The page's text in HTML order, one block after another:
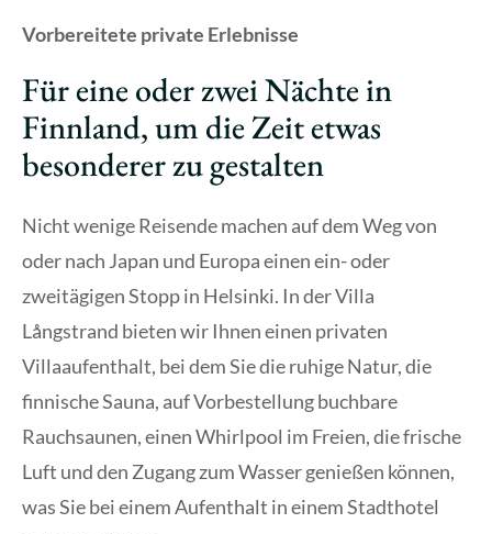
Vorbereitete private Erlebnisse
Für eine oder zwei Nächte in
Finnland, um die Zeit etwas
besonderer zu gestalten
Nicht wenige Reisende machen auf dem Weg von
oder nach Japan und Europa einen ein- oder
zweitägigen Stopp in Helsinki. In der Villa
Långstrand bieten wir Ihnen einen privaten
Villaaufenthalt, bei dem Sie die ruhige Natur, die
finnische Sauna, auf Vorbestellung buchbare
Rauchsaunen, einen Whirlpool im Freien, die frische
Luft und den Zugang zum Wasser genießen können,
was Sie bei einem Aufenthalt in einem Stadthotel